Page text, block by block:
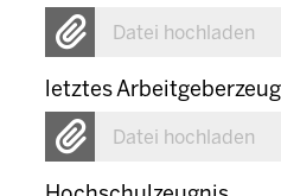
Datei hochladen
letztes
Datei hochladen